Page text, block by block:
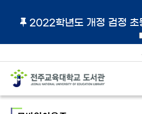
2022학년도 개정 검정 초등 3,4학년군 교과서